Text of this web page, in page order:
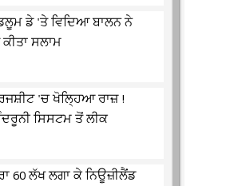
ਡੇ 'ਤੇ ਵਿਦਿਆ ਬਾਲਨ ਨੇ
ਸਲਾਮ
'ਚ ਖੋਲ੍ਹਿਆ ਰਾਜ਼ !
ਸਿਸਟਮ ਤੋਂ ਲੀਕ
60 ਲੱਖ ਲਗਾ ਕੇ ਨਿਊਜ਼ੀਲੈਂਡ